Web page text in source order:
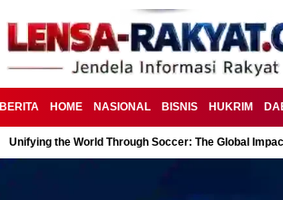
BERITA HOME NASIONAL BISNIS HUKRIM
Unifying the World Through Soccer: The Global